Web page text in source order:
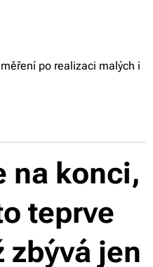
po realizaci malých i
na konci,
teprve
zbývá jen